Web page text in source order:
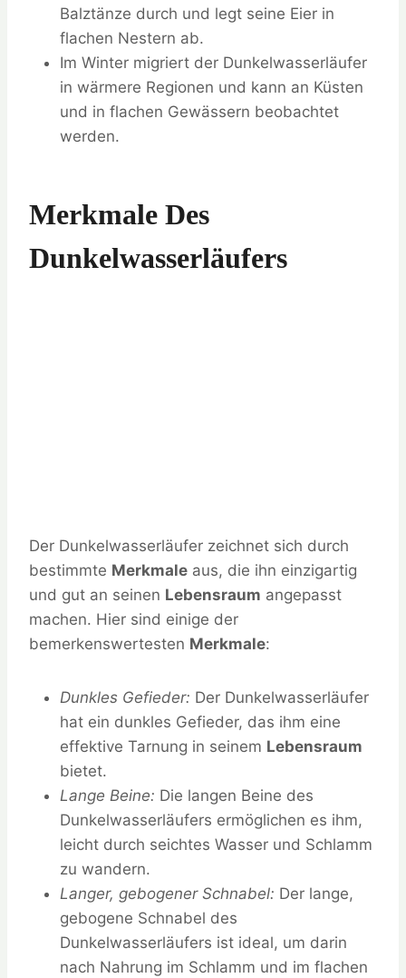
Balztänze durch und legt seine Eier in
flachen Nestern ab.
Im Winter migriert der Dunkelwasserläufer
in wärmere Regionen und kann an Küsten
und in flachen Gewässern beobachtet
werden.
Merkmale Des
Dunkelwasserläufers
Der Dunkelwasserläufer zeichnet sich durch
bestimmte Merkmale aus, die ihn einzigartig
und gut an seinen Lebensraum angepasst
machen. Hier sind einige der
bemerkenswertesten Merkmale:
Dunkles Gefieder: Der Dunkelwasserläufer
hat ein dunkles Gefieder, das ihm eine
effektive Tarnung in seinem Lebensraum
bietet.
Lange Beine: Die langen Beine des
Dunkelwasserläufers ermöglichen es ihm,
leicht durch seichtes Wasser und Schlamm
zu wandern.
Langer, gebogener Schnabel: Der lange,
gebogene Schnabel des
Dunkelwasserläufers ist ideal, um darin
nach Nahrung im Schlamm und im flachen